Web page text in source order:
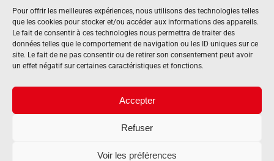
Pour offrir les meilleures expériences, nous utilisons des technologies telles
que les cookies pour stocker et/ou accéder aux informations des appareils.
Le fait de consentir à ces technologies nous permettra de traiter des
données telles que le comportement de navigation ou les ID uniques sur ce
site. Le fait de ne pas consentir ou de retirer son consentement peut avoir
un effet négatif sur certaines caractéristiques et fonctions.
Accepter
Refuser
Voir les préférences
Équipements agricoles
Mentions légales
Politique de cookies (UE)
Contact